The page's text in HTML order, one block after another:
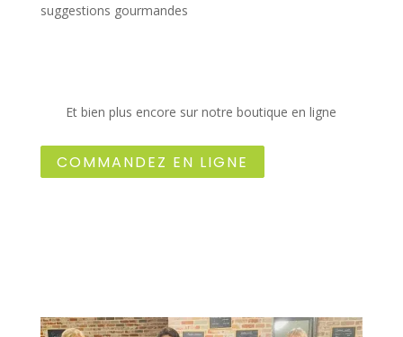
suggestions gourmandes
Et bien plus encore sur notre boutique en ligne
COMMANDEZ EN LIGNE